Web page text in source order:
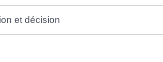
et décision